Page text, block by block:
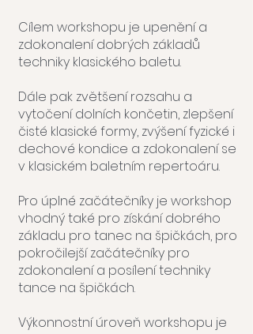
Cílem workshopu je upenění a
zdokonalení dobrých základů
techniky klasického baletu.
Dále pak zvětšení rozsahu a
vytočení dolních končetin, zlepšení
čisté klasické formy, zvýšení fyzické i
dechové kondice a zdokonalení se
v klasickém baletním repertoáru.
Pro úplné začátečníky je workshop
vhodný také pro získání dobrého
základu pro tanec na špičkách, pro
pokročilejší začátečníky pro
zdokonalení a posílení techniky
tance na špičkách.
Výkonnostní úroveň workshopu je